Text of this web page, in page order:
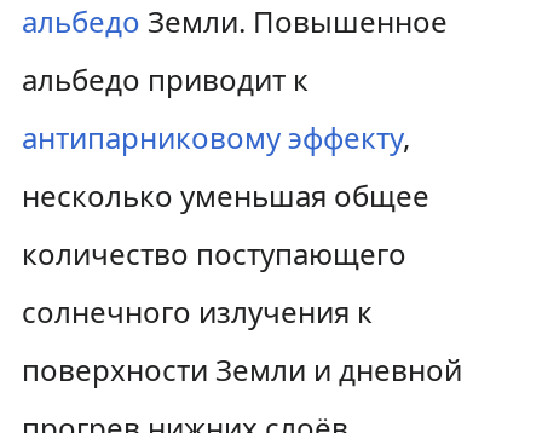
альбедо Земли. Повышенное
альбедо приводит к
антипарниковому эффекту,
несколько уменьшая общее
количество поступающего
солнечного излучения к
поверхности Земли и дневной